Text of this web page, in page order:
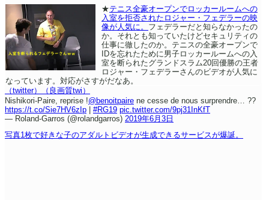
★テニス全豪オープンでロッカールームへの
入室を拒否されたロジャー・フェデラーの映
像が人気に。 フェデラーだと知らなかったの
か。それとも知っていたけどセキュリティの
仕事に徹したのか。テニスの全豪オープンで
IDを忘れたために男子ロッカールームへの入
室を断られたグランドスラム20回優勝の王者
ロジャー・フェデラーさんのビデオが人気に
なっています。対応がさすがだなあ。
（twitter）
（良画質twi）
Nishikori-Paire, reprise !@benoitpaire ne cesse de nous surprendre… ??
https://t.co/Sie7HV6zIp
#RG19 pic.twitter.com/9pj31InKfT
— Roland-Garros (@rolandgarros) 2019年6月3日
写真1枚で好きな子のアダルトビデオが生成できるサービスが爆誕。